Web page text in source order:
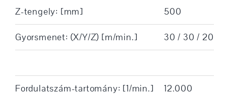
Z-tengely: [mm] 500
Gyorsmenet: (X/Y/Z) [m/min.] 30 / 30 / 20
Fordulatszám-tartomány: [1/min.] 12.000